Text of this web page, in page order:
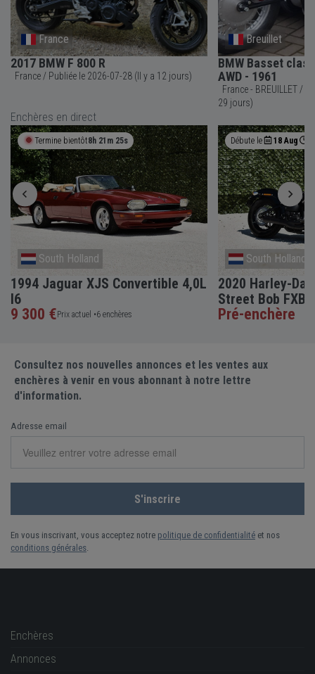
France
2017 BMW F 800 R
France / Publiée le 2026-07-28 (Il y a 12 jours)
Breuillet
BMW Basset
AWD - 1961
France - BREUILLET / Publiée le 2026-07-11 (Il y a
29 jours)
Enchères en direct
Termine bientôt8h 21m 24s
South Holland
1994 Jaguar XJS Convertible 4,0L
I6
9 300 €Prix actuel •6 enchères
Débute le 18 Aug
South Holland
2020 Harley-
Street Bob
Pré-enchère
Consultez nos nouvelles annonces et les ventes aux
enchères à venir en vous abonnant à notre lettre
d'information.
Adresse email
En vous inscrivant, vous acceptez notre politique de confidentialité et nos
conditions générales
Enchères
Annonces